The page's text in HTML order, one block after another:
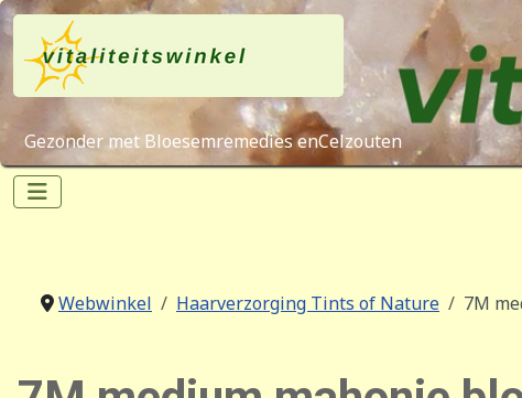
Gezonder met Bloesemremedies enCelzouten
Webwinkel Haarverzorging Tints of Nature 7M